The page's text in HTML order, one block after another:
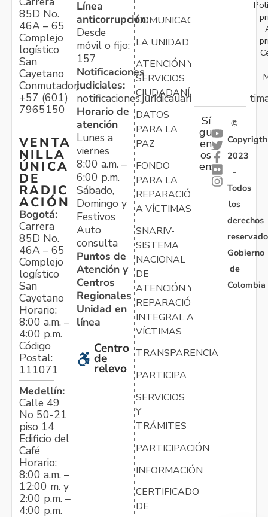
85D No.
46A – 65
Complejo
logístico
San
Cayetano
Conmutador:
+57 (601)
7965150
VENTA
NILLA
ÚNICA
DE
RADIC
ACIÓN
Bogotá:
Carrera
85D No.
46A – 65
Complejo
logístico
San
Cayetano
Horario:
8:00 a.m. –
4:00 p.m.
Código
Postal:
111071
Medellín:
Calle 49
No 50-21
piso 14
Edificio del
Café
Horario:
8:00 a.m. –
12:00 m. y
2:00 p.m. –
4:00 p.m.
Línea
anticorrupción:
Desde
móvil o fijo:
157
Notificaciones
judiciales:
Horario de
atención
Lunes a
viernes
8:00 a.m. –
6:00 p.m.
Sábado,
Domingo y
Festivos
Auto
consulta
Puntos de
Atención y
Centros
Regionales
Unidad en
línea
Centro
de
relevo
COMUNICACIONES
LA UNIDAD
ATENCIÓN Y
SERVICIOS
CIUDADANÍA
DATOS
PARA LA
PAZ
FONDO
PARA LA
REPARACIÓN
A VÍCTIMAS
SNARIV-
SISTEMA
NACIONAL
DE
ATENCIÓN Y
REPARACIÓN
INTEGRAL A
VÍCTIMAS
TRANSPARENCIA
PARTICIPA
SERVICIOS
Y
TRÁMITES
PARTICIPACIÓN
INFORMACIÓN
CERTIFICADO
DE
Sí
gu
en
os
en:
©
Copyrigth
2023
-
Todos
los
derechos
Gobierno
de
Colombia